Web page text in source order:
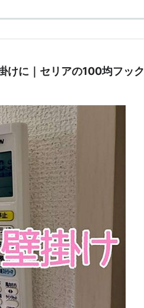
けに｜セリアの100均フック